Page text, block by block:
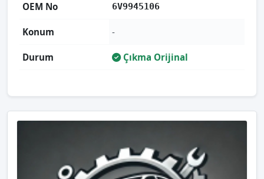
OEM No 6V9945106
Konum -
Durum Çıkma Orijinal